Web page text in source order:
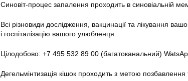
Синовіт-процес запалення проходить в синовіальній
Всі різновиди дослідження, вакцинації та лікування
і госпіталізацію вашого улюбленця.
Цілодобово: +7 495 532 89 00 (багатоканальний)
Дегельмінтизація кішок проходить з метою позбавлення